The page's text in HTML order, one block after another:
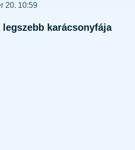
20. 10:59
karácsonyfája